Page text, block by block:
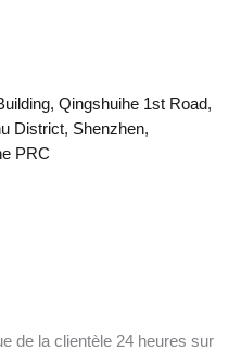
Qingshuihe 1st Road,
District, Shenzhen,
PRC
de la clientèle 24 heures sur